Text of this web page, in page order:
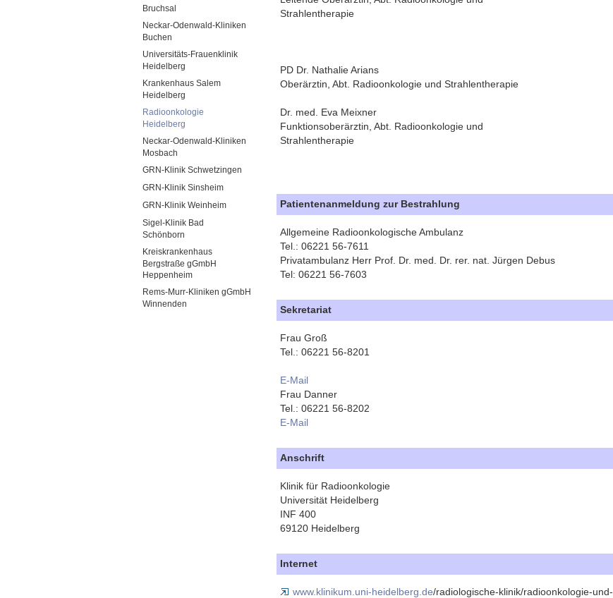
Bruchsal
Neckar-Odenwald-Kliniken
Buchen
Universitäts-Frauenklinik
Heidelberg
Krankenhaus Salem
Heidelberg
Radioonkologie
Heidelberg
Neckar-Odenwald-Kliniken
Mosbach
GRN-Klinik Schwetzingen
GRN-Klinik Sinsheim
GRN-Klinik Weinheim
Sigel-Klinik Bad
Schönborn
Kreiskrankenhaus
Bergstraße gGmbH
Heppenheim
Rems-Murr-Kliniken gGmbH
Winnenden
Strahlentherapie
PD Dr. Nathalie Arians
Oberärztin, Abt. Radioonkologie und Strahlentherapie
Dr. med. Eva Meixner
Funktionsoberärztin, Abt. Radioonkologie und
Strahlentherapie
Patientenanmeldung zur Bestrahlung
Allgemeine Radioonkologische Ambulanz
Tel.: 06221 56-7611
Privatambulanz Herr Prof. Dr. med. Dr. rer. nat. Jürgen Debus
Tel: 06221 56-7603
Sekretariat
Frau Groß
Tel.: 06221 56-8201
E-Mail
Frau Danner
Tel.: 06221 56-8202
E-Mail
Anschrift
Klinik für Radioonkologie
Universität Heidelberg
INF 400
69120 Heidelberg
Internet
www.klinikum.uni-heidelberg.de/radiologische-klinik/radioonkologie-und-